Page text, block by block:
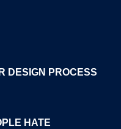
DESIGN PROCESS
HATE